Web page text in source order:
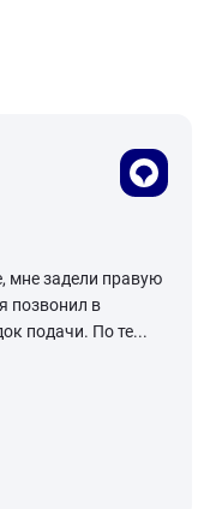
мне задели правую
позвонил в
подачи. По те...